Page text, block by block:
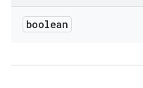
boolean